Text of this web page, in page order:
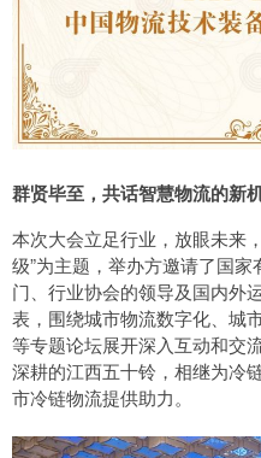
群贤毕至，共话智慧物流的新
本次大会立足行业，放眼未来
级”为主题，举办方邀请了国
门、行业协会的领导及国内外
表，围绕城市物流数字化、城
等专题论坛展开深入互动和交
深耕的江西五十铃，相继为冷
市冷链物流提供助力。